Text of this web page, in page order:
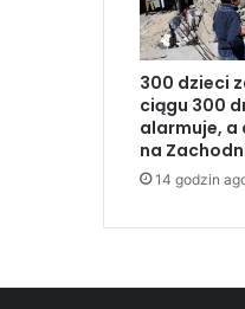
r
z
e
d
m
e
c
z
m
Z
300 dzieci
ciągu 300
alarmuje,
na
14 godzin